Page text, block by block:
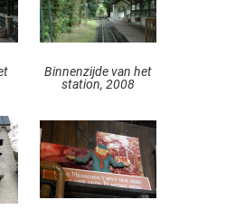
Binnenzijde van het
station, 2008